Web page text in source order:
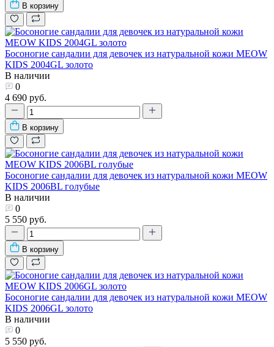
В корзину
Босоногие сандалии для девочек из натуральной кожи MEOW
KIDS 2004GL золото
В наличии
0
4 690 руб.
В корзину
Босоногие сандалии для девочек из натуральной кожи MEOW
KIDS 2006BL голубые
В наличии
0
5 550 руб.
В корзину
Босоногие сандалии для девочек из натуральной кожи MEOW
KIDS 2006GL золото
В наличии
0
5 550 руб.